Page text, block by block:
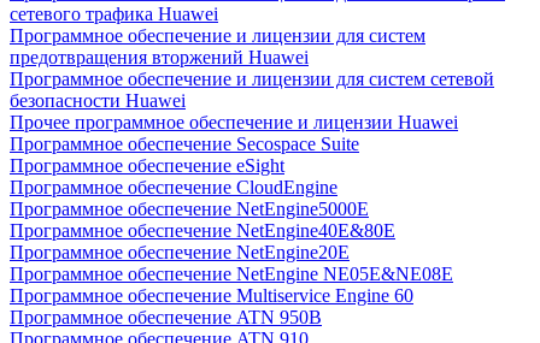
сетевого трафика Huawei
Программное обеспечение и лицензии для систем
предотвращения вторжений Huawei
Программное обеспечение и лицензии для систем сетевой
безопасности Huawei
Прочее программное обеспечение и лицензии Huawei
Программное обеспечение Secospace Suite
Программное обеспечение eSight
Программное обеспечение CloudEngine
Программное обеспечение NetEngine5000E
Программное обеспечение NetEngine40E&80E
Программное обеспечение NetEngine20E
Программное обеспечение NetEngine NE05E&NE08E
Программное обеспечение Multiservice Engine 60
Программное обеспечение ATN 950B
Программное обеспечение ATN 910